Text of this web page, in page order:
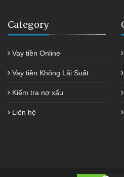
Category
Vay tiền Online
Vay tiền Không Lãi Suất
Kiểm tra nợ xấu
Liên hệ